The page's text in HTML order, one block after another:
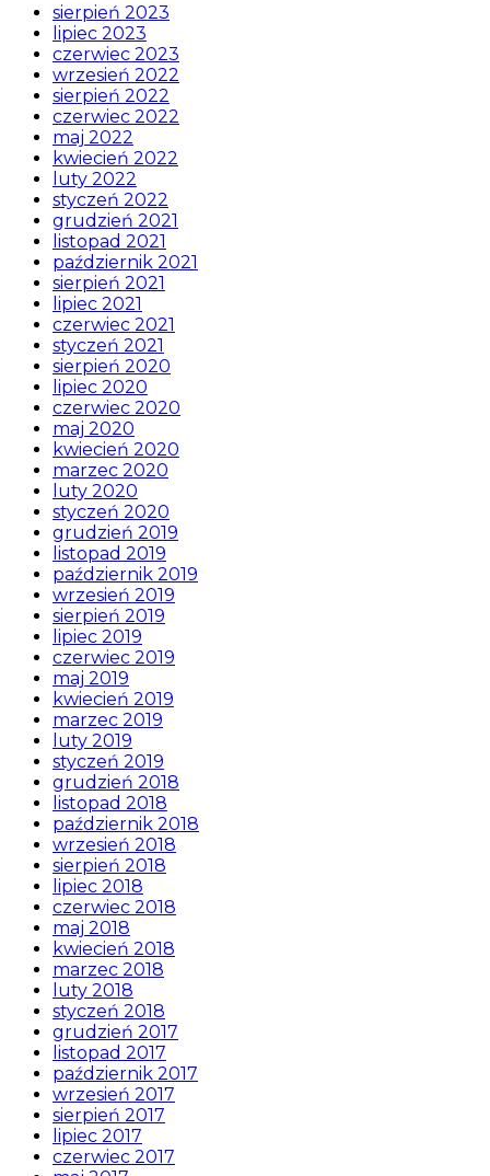
sierpień 2023
lipiec 2023
czerwiec 2023
wrzesień 2022
sierpień 2022
czerwiec 2022
maj 2022
kwiecień 2022
luty 2022
styczeń 2022
grudzień 2021
listopad 2021
październik 2021
sierpień 2021
lipiec 2021
czerwiec 2021
styczeń 2021
sierpień 2020
lipiec 2020
czerwiec 2020
maj 2020
kwiecień 2020
marzec 2020
luty 2020
styczeń 2020
grudzień 2019
listopad 2019
październik 2019
wrzesień 2019
sierpień 2019
lipiec 2019
czerwiec 2019
maj 2019
kwiecień 2019
marzec 2019
luty 2019
styczeń 2019
grudzień 2018
listopad 2018
październik 2018
wrzesień 2018
sierpień 2018
lipiec 2018
czerwiec 2018
maj 2018
kwiecień 2018
marzec 2018
luty 2018
styczeń 2018
grudzień 2017
listopad 2017
październik 2017
wrzesień 2017
sierpień 2017
lipiec 2017
czerwiec 2017